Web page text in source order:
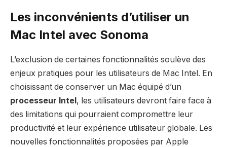
Les inconvénients d’utiliser un
Mac Intel avec Sonoma
L’exclusion de certaines fonctionnalités soulève des
enjeux pratiques pour les utilisateurs de Mac Intel. En
choisissant de conserver un Mac équipé d’un
processeur Intel, les utilisateurs devront faire face à
des limitations qui pourraient compromettre leur
productivité et leur expérience utilisateur globale. Les
nouvelles fonctionnalités proposées par Apple